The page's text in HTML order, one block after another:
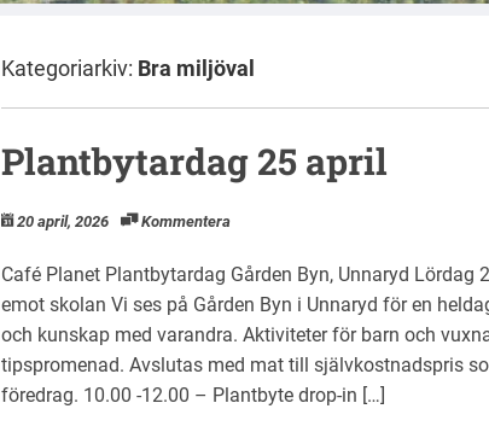
Kategoriarkiv: Bra miljöval
Plantbytardag 25 april
20 april, 2026 Kommentera
Café Planet Plantbytardag Gården Byn, Unnaryd Lördag
emot skolan Vi ses på Gården Byn i Unnaryd för en
och kunskap med varandra. Aktiviteter för barn och
tipspromenad. Avslutas med mat till självkostnadspris
föredrag. 10.00 -12.00 – Plantbyte drop-in […]